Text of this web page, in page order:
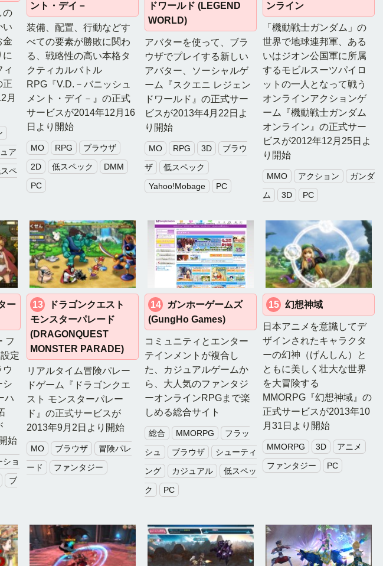
の
い
金
に
ィ
正
月
ア
ペ
ント・デイ－
装備、配置、行動などす
べての要素が勝敗に関わ
る、戦略性の高い本格タ
クティカルバトル
RPG『V.D.－バニッシュ
メント・デイ－』の正式
サービスが2014年12月16
日より開始
MO RPG
ブラウザ
2D
低スペック
DMM
PC
ドワールド (LEGEND
WORLD)
アバターを使って、ブラ
ウザでプレイする新しい
アバター、ソーシャルゲ
ーム『スクエニ レジェン
ドワールド』の正式サー
ビスが2013年4月22日よ
り開始
MO RPG 3D
ブラウ
ザ
低スペック
Yahoo!Mobage
PC
ンライン
「機動戦士ガンダム」の
世界で地球連邦軍、ある
いはジオン公国軍に所属
するモビルスーツパイロ
ットの一人となって戦う
オンラインアクションゲ
ーム『機動戦士ガンダム
オンライン』の正式サー
ビスが2012年12月25日よ
り開始
MMO アクション
ガンダ
ム
3D PC
ー
フ
定
ウ
シ
ハ
始
ショ
ブ
13
ドラゴンクエスト
モンスターパレード
(DRAGONQUEST
MONSTER PARADE)
リアルタイム冒険パレー
ドゲーム『ドラゴンクエ
スト モンスターパレー
ド』の正式サービスが
2013年9月2日より開始
MO ブラウザ
冒険パレ
ード
ファンタジー
14
ガンホーゲームズ
(GungHo Games)
コミュニティとエンター
テインメントが複合し
た、カジュアルゲームか
ら、大人気のファンタジ
ーオンラインRPGまで楽
しめる総合サイト
総合 MMORPG
フラッ
シュ
ブラウザ
シューティ
ング
カジュアル
低スペッ
ク
PC
15 幻想神域
日本アニメを意識してデ
ザインされたキャラクタ
ーの幻神（げんしん）と
ともに美しく壮大な世界
を大冒険する
MMORPG『幻想神域』の
正式サービスが2013年10
月31日より開始
MMORPG 3D
アニメ
ファンタジー
PC